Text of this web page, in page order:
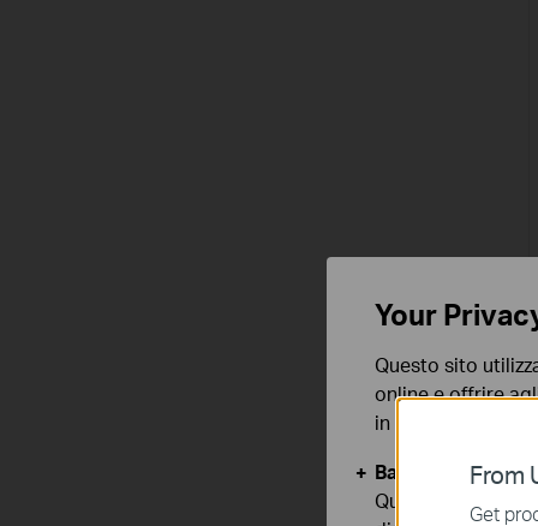
From
Get
Your
Questo sito
online e offrire
in qualunque
Basic Cookies
Questi cookies